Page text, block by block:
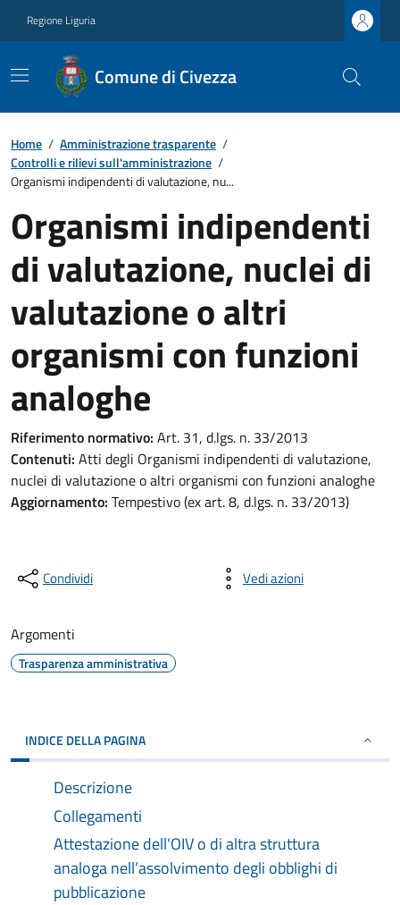
Regione Liguria
Comune di Civezza
Home / Amministrazione trasparente /
Controlli e rilievi sull'amministrazione /
Organismi indipendenti di valutazione, nu...
Organismi indipendenti
di valutazione, nuclei di
valutazione o altri
organismi con funzioni
analoghe
Riferimento normativo: Art. 31, d.lgs. n. 33/2013
Contenuti: Atti degli Organismi indipendenti di valutazione,
nuclei di valutazione o altri organismi con funzioni analoghe
Aggiornamento: Tempestivo (ex art. 8, d.lgs. n. 33/2013)
Condividi Vedi azioni
Argomenti
Trasparenza amministrativa
INDICE DELLA PAGINA
Descrizione
Collegamenti
Attestazione dell'OIV o di altra struttura
analoga nell’assolvimento degli obblighi di
pubblicazione